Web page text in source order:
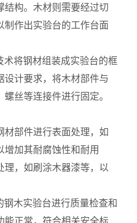
结构。木材则需要经过切
制作出实验台的工作台面
术将钢材组装成实验台的框
设计要求，将木材部件与
丝等连接件进行固定。
材部件进行表面处理，如
增加其耐腐蚀性和耐用
理，如刷涂木器漆等，以
钢木实验台进行质量检查和
能正常，符合相关安全标